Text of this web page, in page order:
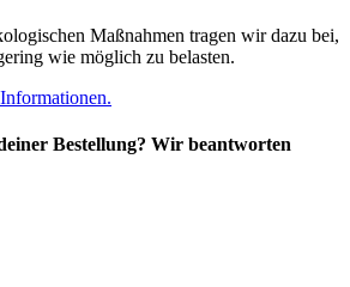
Maßnahmen tragen wir dazu bei,
wie möglich zu belasten.
Bestellung? Wir beantworten